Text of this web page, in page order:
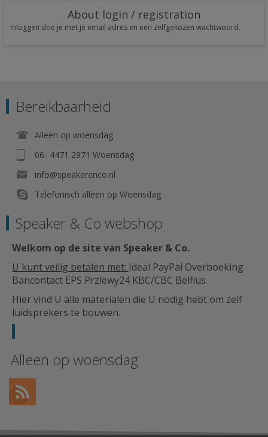
About login / registration
Inloggen doe je met je email adres en een zelfgekozen wachtwoord.
Bereikbaarheid
Alleen op woensdag
06- 4471 2971 Woensdag
info@speakerenco.nl
Telefonisch alleen op Woensdag
Speaker & Co webshop
Welkom op de site van Speaker & Co.
U kunt veilig betalen met: Ideal PayPal Overboeking
Bancontact EPS Przlewy24 KBC/CBC Belfius.
Hier vind U alle materialen die U nodig hebt om zelf
luidsprekers te bouwen.
Alleen op woensdag